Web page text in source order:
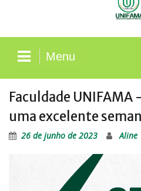
Menu
Faculdade UNIFAMA
uma excelente
26 de junho de 2023 Aline